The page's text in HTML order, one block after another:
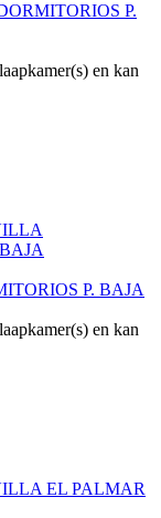
P.
en kan
P. BAJA
en kan